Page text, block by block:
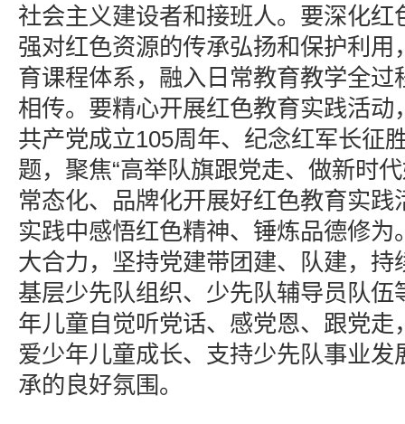
社会主义建设者和接班人。要深化红
强对红色资源的传承弘扬和保护利用
育课程体系，融入日常教育教学全过
相传。要精心开展红色教育实践活动
共产党成立105周年、纪念红军长征
题，聚焦“高举队旗跟党走、做新时
常态化、品牌化开展好红色教育实践
实践中感悟红色精神、锤炼品德修为
大合力，坚持党建带团建、队建，持
基层少先队组织、少先队辅导员队伍
年儿童自觉听党话、感党恩、跟党走
爱少年儿童成长、支持少先队事业发
承的良好氛围。